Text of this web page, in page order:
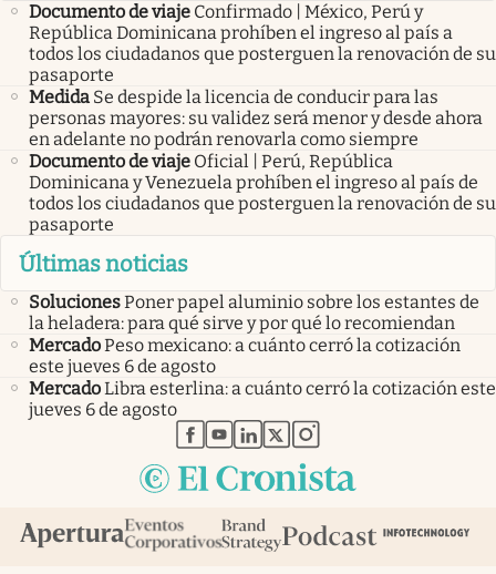
Documento de viaje Confirmado | México, Perú y
República Dominicana prohíben el ingreso al país a
todos los ciudadanos que posterguen la renovación de su
pasaporte
Medida Se despide la licencia de conducir para las
personas mayores: su validez será menor y desde ahora
en adelante no podrán renovarla como siempre
Documento de viaje Oficial | Perú, República
Dominicana y Venezuela prohíben el ingreso al país de
todos los ciudadanos que posterguen la renovación de su
pasaporte
Últimas noticias
SolucionesPoner papel aluminio sobre los estantes de
la heladera: para qué sirve y por qué lo recomiendan
MercadoPeso mexicano: a cuánto cerró la cotización
este jueves 6 de agosto
MercadoLibra esterlina: a cuánto cerró la cotización este
jueves 6 de agosto
abre en nueva pestaña
abre en nueva pestaña
abre en nueva pestaña
abre en nueva pestaña
abre en nueva pestaña